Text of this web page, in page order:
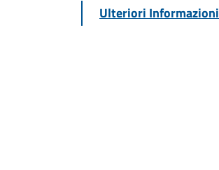
Ulteriori Informazioni